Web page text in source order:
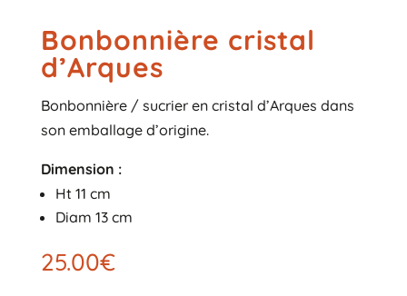
Bonbonnière cristal
d’Arques
Bonbonnière / sucrier en cristal d’Arques dans
son emballage d’origine.
Dimension :
Ht 11 cm
Diam 13 cm
25.00€